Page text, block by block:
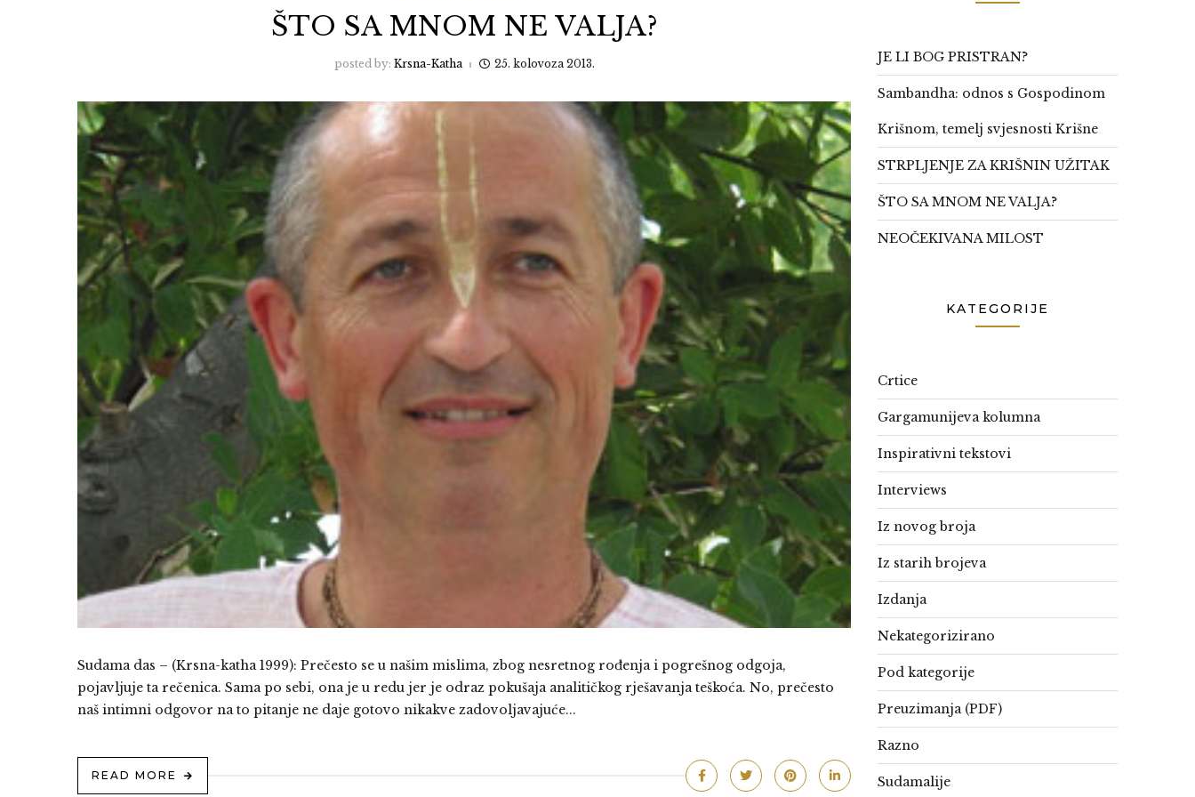
ŠTO SA MNOM NE VALJA?
posted by: Krsna-Katha 25. kolovoza 2013.
Sudama das – (Krsna-katha 1999): Prečesto se u našim mislima, zbog nesretnog rođenja i pogrešnog odgoja,
pojavljuje ta rečenica. Sama po sebi, ona je u redu jer je odraz pokušaja analitičkog rješavanja teškoća. No, prečesto
naš intimni odgovor na to pitanje ne daje gotovo nikakve zadovoljavajuće...
READ MORE
JE LI BOG PRISTRAN?
Sambandha: odnos s Gospodinom
Krišnom, temelj svjesnosti Krišne
STRPLJENJE ZA KRIŠNIN UŽITAK
ŠTO SA MNOM NE VALJA?
NEOČEKIVANA MILOST
KATEGORIJE
Crtice
Gargamunijeva kolumna
Inspirativni tekstovi
Interviews
Iz novog broja
Iz starih brojeva
Izdanja
Nekategorizirano
Pod kategorije
Preuzimanja (PDF)
Razno
Sudamalije